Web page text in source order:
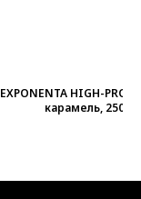
EXPONENTA HIGH-PRO
карамель, 250 г